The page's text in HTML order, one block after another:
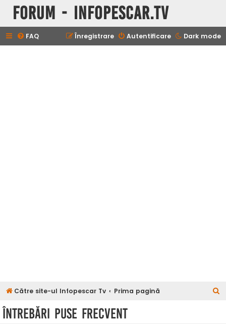
Forum - InfoPescar.Tv
Dark mode
FAQ Autentificare
Înregistrare
Către site-ul Infopescar Tv Prima pagină
Întrebări puse frecvent